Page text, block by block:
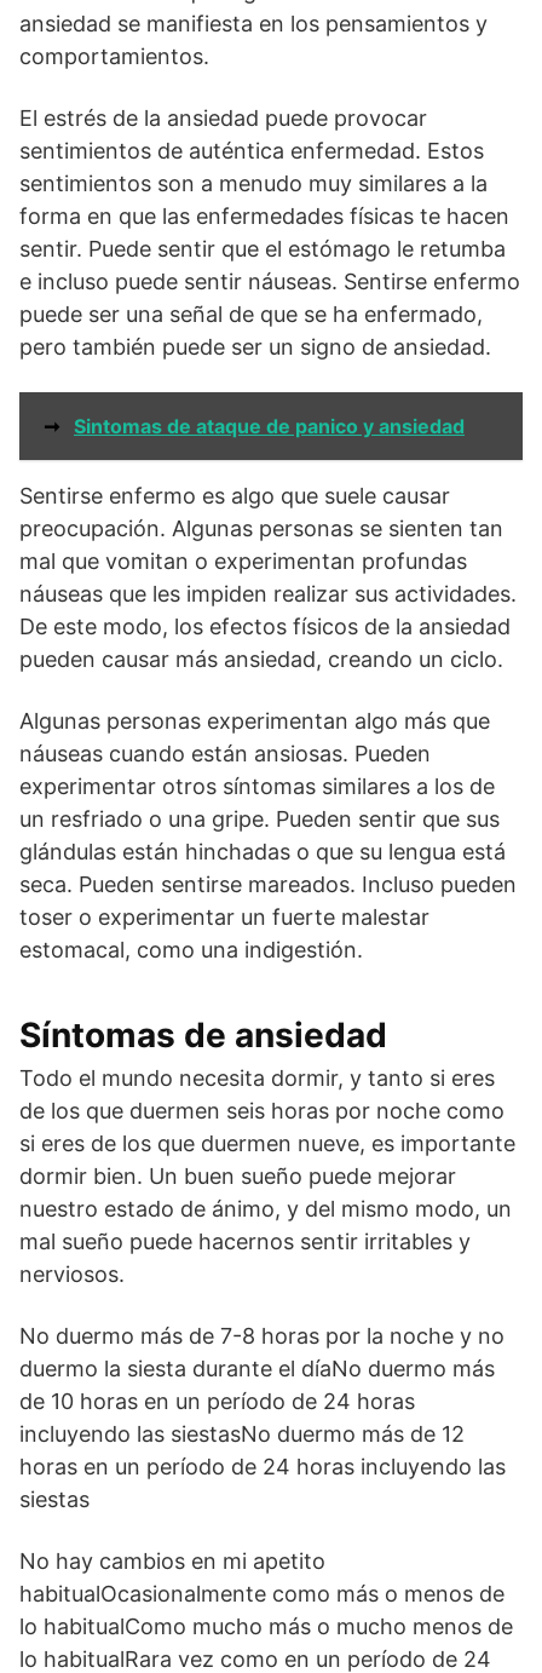
ansiedad se manifiesta en los pensamientos y
comportamientos.
El estrés de la ansiedad puede provocar
sentimientos de auténtica enfermedad. Estos
sentimientos son a menudo muy similares a la
forma en que las enfermedades físicas te hacen
sentir. Puede sentir que el estómago le retumba
e incluso puede sentir náuseas. Sentirse enfermo
puede ser una señal de que se ha enfermado,
pero también puede ser un signo de ansiedad.
➞ Sintomas de ataque de panico y ansiedad
Sentirse enfermo es algo que suele causar
preocupación. Algunas personas se sienten tan
mal que vomitan o experimentan profundas
náuseas que les impiden realizar sus actividades.
De este modo, los efectos físicos de la ansiedad
pueden causar más ansiedad, creando un ciclo.
Algunas personas experimentan algo más que
náuseas cuando están ansiosas. Pueden
experimentar otros síntomas similares a los de
un resfriado o una gripe. Pueden sentir que sus
glándulas están hinchadas o que su lengua está
seca. Pueden sentirse mareados. Incluso pueden
toser o experimentar un fuerte malestar
estomacal, como una indigestión.
Síntomas de ansiedad
Todo el mundo necesita dormir, y tanto si eres
de los que duermen seis horas por noche como
si eres de los que duermen nueve, es importante
dormir bien. Un buen sueño puede mejorar
nuestro estado de ánimo, y del mismo modo, un
mal sueño puede hacernos sentir irritables y
nerviosos.
No duermo más de 7-8 horas por la noche y no
duermo la siesta durante el díaNo duermo más
de 10 horas en un período de 24 horas
incluyendo las siestasNo duermo más de 12
horas en un período de 24 horas incluyendo las
siestas
No hay cambios en mi apetito
habitualOcasionalmente como más o menos de
lo habitualComo mucho más o mucho menos de
lo habitualRara vez como en un período de 24